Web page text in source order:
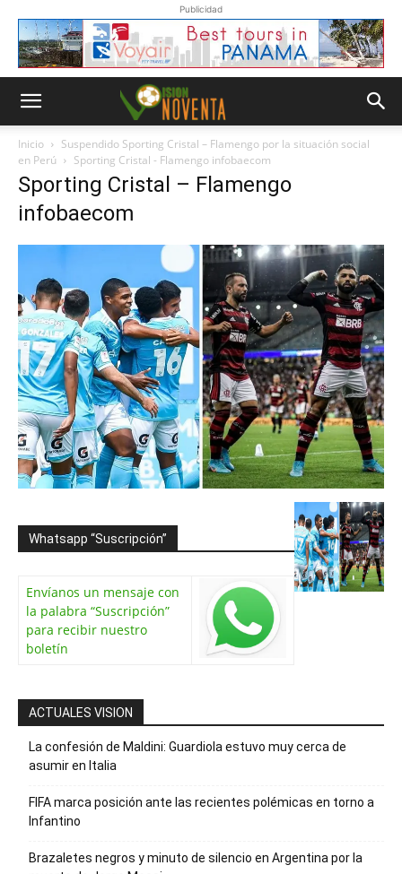
Publicidad
Inicio
Suspendido Sporting Cristal – Flamengo por la situación social
en Perú
Sporting Cristal - Flamengo infobaecom
Sporting Cristal – Flamengo
infobaecom
Whatsapp “Suscripción”
Envíanos un mensaje con
la palabra “Suscripción”
para recibir nuestro
boletín
ACTUALES VISION
La confesión de Maldini: Guardiola estuvo muy cerca de
asumir en Italia
FIFA marca posición ante las recientes polémicas en torno a
Infantino
Brazaletes negros y minuto de silencio en Argentina por la